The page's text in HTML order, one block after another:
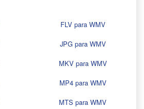
FLV para WMV
JPG para WMV
MKV para WMV
MP4 para WMV
MTS para WMV